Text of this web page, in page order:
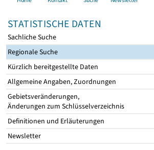
STATISTISCHE DATEN
Sachliche Suche
Regionale Suche
Kürzlich bereitgestellte Daten
Allgemeine Angaben, Zuordnungen
Gebietsveränderungen,
Änderungen zum Schlüsselverzeichnis
Definitionen und Erläuterungen
Newsletter